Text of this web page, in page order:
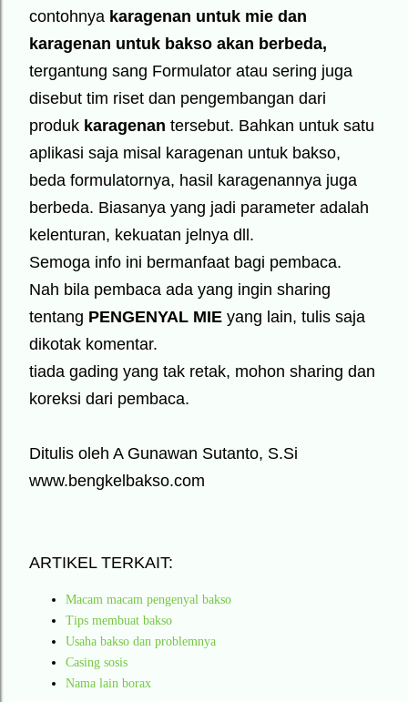
contohnya karagenan untuk mie dan
karagenan untuk bakso akan berbeda,
tergantung sang Formulator atau sering juga
disebut tim riset dan pengembangan dari
produk karagenan tersebut. Bahkan untuk satu
aplikasi saja misal karagenan untuk bakso,
beda formulatornya, hasil karagenannya juga
berbeda. Biasanya yang jadi parameter adalah
kelenturan, kekuatan jelnya dll.
Semoga info ini bermanfaat bagi pembaca.
Nah bila pembaca ada yang ingin sharing
tentang PENGENYAL MIE yang lain, tulis saja
dikotak komentar.
tiada gading yang tak retak, mohon sharing dan
koreksi dari pembaca.
Ditulis oleh A Gunawan Sutanto, S.Si
www.bengkelbakso.com
ARTIKEL TERKAIT:
Macam macam pengenyal bakso
Tips membuat bakso
Usaha bakso dan problemnya
Casing sosis
Nama lain borax